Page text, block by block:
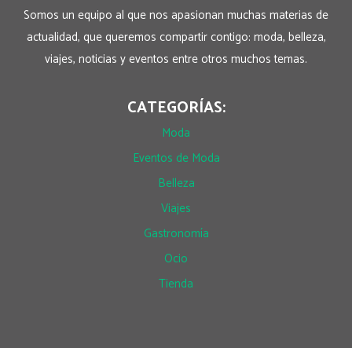
Somos un equipo al que nos apasionan muchas materias de
actualidad, que queremos compartir contigo: moda, belleza,
viajes, noticias y eventos entre otros muchos temas.
CATEGORÍAS:
Moda
Eventos de Moda
Belleza
Viajes
Gastronomía
Ocio
Tienda